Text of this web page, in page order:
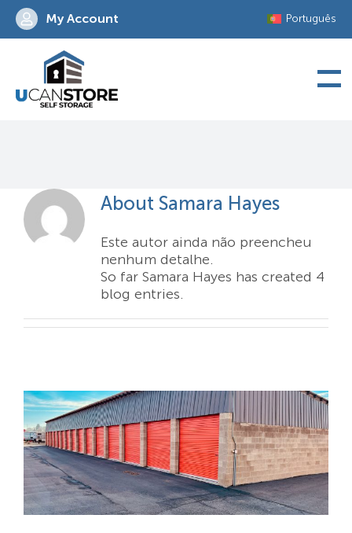
Skip
content
My Account Português
Samara_Hayes
About Samara Hayes
Este autor ainda não preencheu
nenhum detalhe.
So far Samara Hayes has created 4
blog entries.